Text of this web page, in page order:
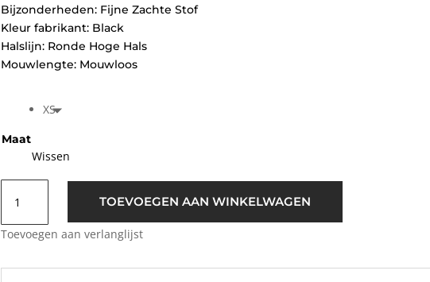
Bijzonderheden: Fijne Zachte Stof
Kleur fabrikant: Black
Halslijn: Ronde Hoge Hals
Mouwlengte: Mouwloos
Maat
XS
Wissen
Harper
Basic
Top
TOEVOEGEN AAN WINKELWAGEN
Toevoegen aan verlanglijst